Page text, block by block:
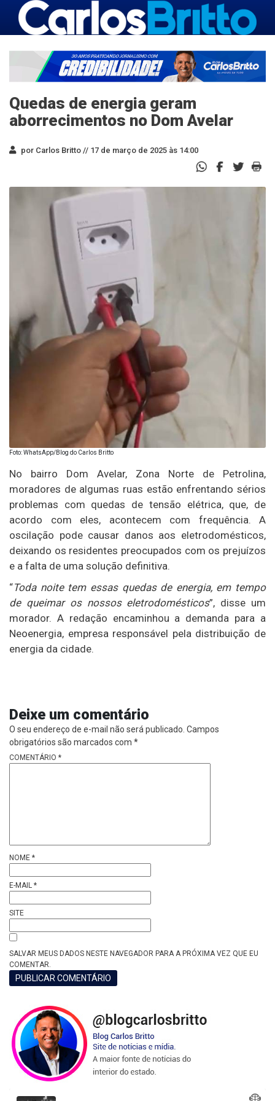
Quedas de energia geram
aborrecimentos no Dom Avelar
por Carlos Britto // 17 de março de 2025 às 14:00
Foto: WhatsApp/Blog do Carlos Britto
No bairro Dom Avelar, Zona Norte de Petrolina,
moradores de algumas ruas estão enfrentando sérios
problemas com quedas de tensão elétrica, que, de
acordo com eles, acontecem com frequência. A
oscilação pode causar danos aos eletrodomésticos,
deixando os residentes preocupados com os prejuízos
e a falta de uma solução definitiva.
“Toda noite tem essas quedas de energia, em tempo
de queimar os nossos eletrodomésticos”, disse um
morador. A redação encaminhou a demanda para a
Neoenergia, empresa responsável pela distribuição de
energia da cidade.
Deixe um comentário
O seu endereço de e-mail não será publicado. Campos
obrigatórios são marcados com *
COMENTÁRIO *
NOME *
E-MAIL *
SITE
SALVAR MEUS DADOS NESTE NAVEGADOR PARA A PRÓXIMA VEZ QUE EU
COMENTAR.